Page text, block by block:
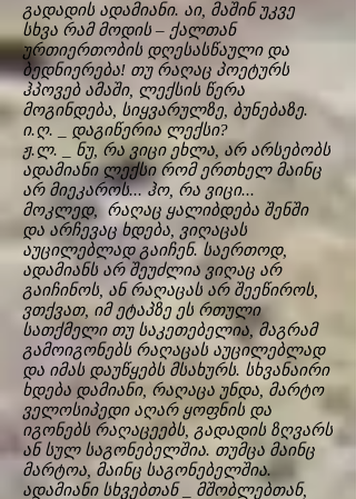
გადადის ადამიანი. აი, მაშინ უკვე
სხვა რამ მოდის – ქალთან
ურთიერთობის დღესასწაული და
ბედნიერება! თუ რაღაც პოეტურს
ჰპოვებ ამაში, ლექსის წერა
მოგინდება, სიყვარულზე, ბუნებაზე.
ი.ღ. _ დაგიწერია ლექსი?
ჟ.ლ. _ ნუ, რა ვიცი ეხლა, არ არსებობს
ადამიანი ლექსი რომ ერთხელ მაინც
არ მიეკაროს... ჰო, რა ვიცი...
მოკლედ, რაღაც ყალიბდება შენში
და არჩევაც ხდება, ვიღაცას
აუცილებლად გაიჩენ. საერთოდ,
ადამიანს არ შეუძლია ვიღაც არ
გაიჩინოს, ან რაღაცას არ შეეწიროს,
ვთქვათ, იმ ეტაპზე ეს რთული
სათქმელი თუ საკეთებელია, მაგრამ
გამოიგონებს რაღაცას აუცილებლად
და იმას დაუწყებს მსახურს. სხვანაირი
ხდება დამიანი, რაღაცა უნდა, მარტო
ველოსიპედი აღარ ყოფნის და
იგონებს რაღაცეებს, გადადის ზღვარს
ან სულ საგონებელშია. თუმცა მაინც
მარტოა, მაინც საგონებელშია.
ადამიანი სხვებთან _ მშობლებთან,